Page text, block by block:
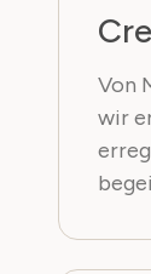
Von
wir